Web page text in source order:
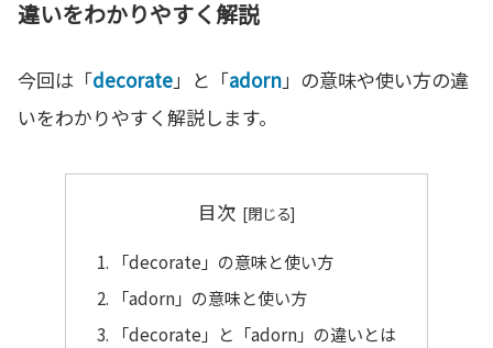
違いをわかりやすく解説
今回は「decorate」と「adorn」の意味や使い方の違
いをわかりやすく解説します。
目次
「decorate」の意味と使い方
「adorn」の意味と使い方
「decorate」と「adorn」の違いとは